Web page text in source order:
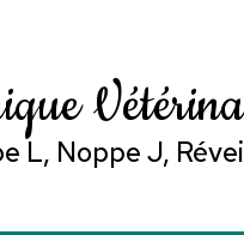
L, Noppe J,